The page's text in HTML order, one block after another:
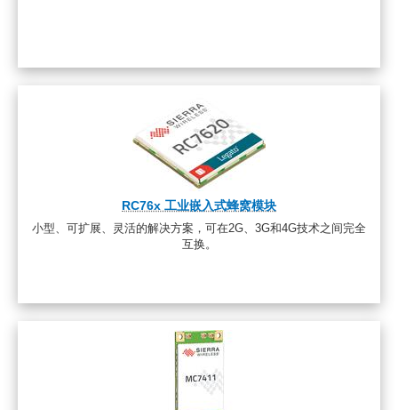
RC76x 工业嵌入式蜂窝模块
小型、可扩展、灵活的解决方案，可在2G、3G和4G技术之间完全
互换。